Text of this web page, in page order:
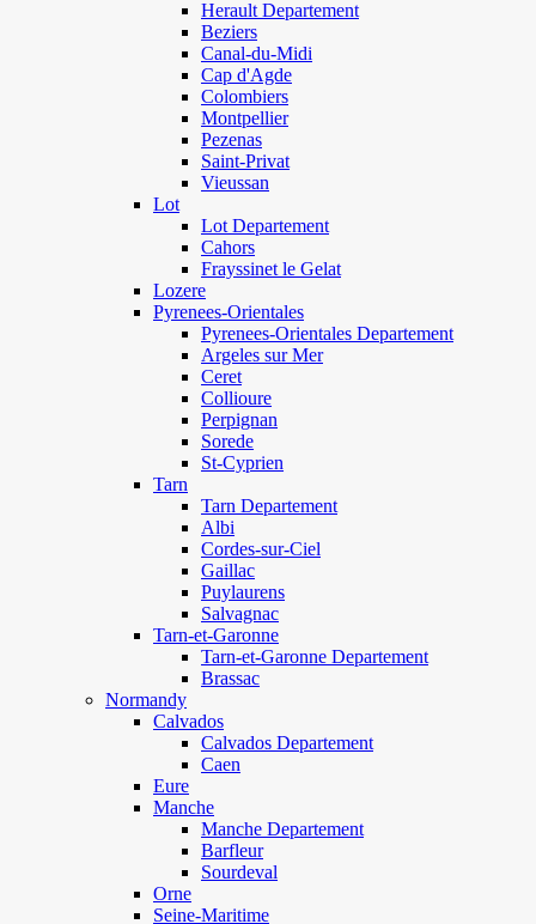
Herault Departement
Beziers
Canal-du-Midi
Cap d'Agde
Colombiers
Montpellier
Pezenas
Saint-Privat
Vieussan
Lot
Lot Departement
Cahors
Frayssinet le Gelat
Lozere
Pyrenees-Orientales
Pyrenees-Orientales Departement
Argeles sur Mer
Ceret
Collioure
Perpignan
Sorede
St-Cyprien
Tarn
Tarn Departement
Albi
Cordes-sur-Ciel
Gaillac
Puylaurens
Salvagnac
Tarn-et-Garonne
Tarn-et-Garonne Departement
Brassac
Normandy
Calvados
Calvados Departement
Caen
Eure
Manche
Manche Departement
Barfleur
Sourdeval
Orne
Seine-Maritime